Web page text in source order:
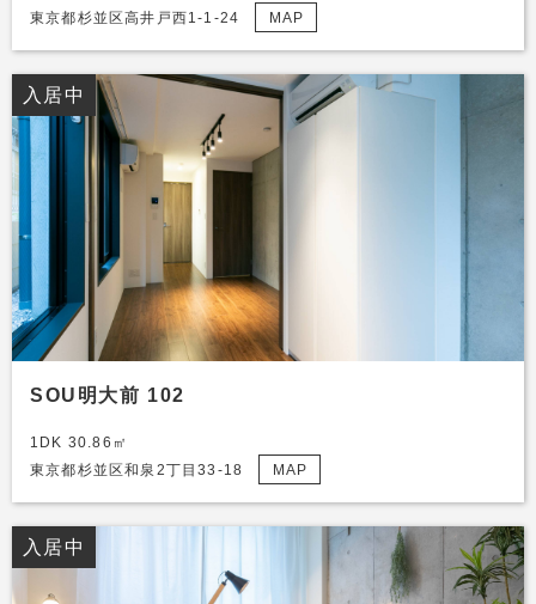
東京都杉並区高井戸西1-1-24
MAP
入居中
SOU明大前 102
1DK 30.86㎡
東京都杉並区和泉2丁目33-18
MAP
入居中